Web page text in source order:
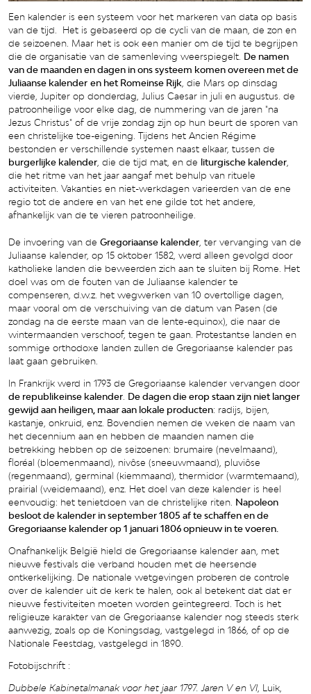
Een kalender is een systeem voor het markeren van data op basis
van de tijd. Het is gebaseerd op de cycli van de maan, de zon en
de seizoenen. Maar het is ook een manier om de tijd te begrijpen
die de organisatie van de samenleving weerspiegelt. De namen
van de maanden en dagen in ons systeem komen overeen met de
Juliaanse kalender en het Romeinse Rijk , die Mars op dinsdag
vierde, Jupiter op donderdag, Julius Caesar in juli en augustus. de
patroonheilige voor elke dag, de nummering van de jaren "na
Jezus Christus" of de vrije zondag zijn op hun beurt de sporen van
een christelijke toe-eigening. Tijdens het Ancien Régime
bestonden er verschillende systemen naast elkaar, tussen de
burgerlijke kalender , die de tijd mat, en de liturgische kalender
die het ritme van het jaar aangaf met behulp van rituele
activiteiten. Vakanties en niet-werkdagen varieerden van de ene
regio tot de andere en van het ene gilde tot het andere,
afhankelijk van de te vieren patroonheilige.
De invoering van de Gregoriaanse kalender , ter vervanging van de
Juliaanse kalender, op 15 oktober 1582, werd alleen gevolgd door
katholieke landen die beweerden zich aan te sluiten bij Rome. Het
doel was om de fouten van de Juliaanse kalender te
compenseren, d.w.z. het wegwerken van 10 overtollige dagen,
maar vooral om de verschuiving van de datum van Pasen (de
zondag na de eerste maan van de lente-equinox), die naar de
wintermaanden verschoof, tegen te gaan. Protestantse landen en
sommige orthodoxe landen zullen de Gregoriaanse kalender pas
laat gaan gebruiken.
In Frankrijk werd in 1793 de Gregoriaanse kalender vervangen door
de republikeinse kalender De dagen die erop staan zijn niet langer
gewijd aan heiligen, maar aan lokale producten: radijs, bijen,
kastanje, onkruid, enz. Bovendien nemen de weken de naam van
het decennium aan en hebben de maanden namen die
betrekking hebben op de seizoenen: brumaire (nevelmaand),
floréal (bloemenmaand), nivôse (sneeuwmaand), pluviôse
(regenmaand), germinal (kiemmaand), thermidor (warmtemaand),
prairial (weidemaand), enz. Het doel van deze kalender is heel
eenvoudig: het tenietdoen van de christelijke riten. Napoleon
besloot de kalender in september 1805 af te schaffen en de
Gregoriaanse kalender op 1 januari 1806 opnieuw in te voeren.
Onafhankelijk België hield de Gregoriaanse kalender aan, met
nieuwe festivals die verband houden met de heersende
ontkerkelijking. De nationale wetgevingen proberen de controle
over de kalender uit de kerk te halen, ook al betekent dat dat er
nieuwe festiviteiten moeten worden geïntegreerd. Toch is het
religieuze karakter van de Gregoriaanse kalender nog steeds sterk
aanwezig, zoals op de Koningsdag, vastgelegd in 1866, of op de
Nationale Feestdag, vastgelegd in 1890.
Fotobijschrift :
Dubbele Kabinetalmanak voor het jaar 1797. Jaren V en VI , Luik,